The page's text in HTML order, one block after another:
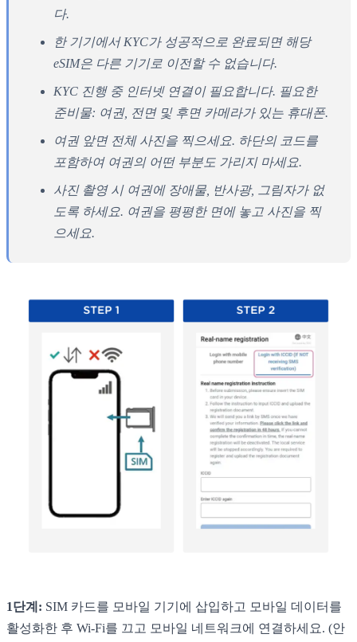
다.
한 기기에서 KYC가 성공적으로 완료되면 해당
eSIM은 다른 기기로 이전할 수 없습니다.
KYC 진행 중 인터넷 연결이 필요합니다. 필요한
준비물: 여권, 전면 및 후면 카메라가 있는 휴대폰.
여권 앞면 전체 사진을 찍으세요. 하단의 코드를
포함하여 여권의 어떤 부분도 가리지 마세요.
사진 촬영 시 여권에 장애물, 반사광, 그림자가 없
도록 하세요. 여권을 평평한 면에 놓고 사진을 찍
으세요.
1단계: SIM 카드를 모바일 기기에 삽입하고 모바일 데이터를
활성화한 후 Wi-Fi를 끄고 모바일 네트워크에 연결하세요. (안